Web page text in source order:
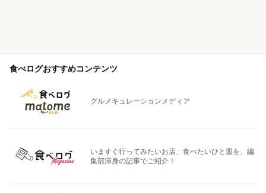
食べログおすすめコンテンツ
グルメキュレーションメディア
いますぐ行ってみたいお店、食べたいひと皿を、編
集部渾身の記事でご紹介！